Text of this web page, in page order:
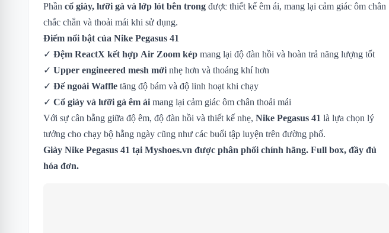
Phần cổ giày, lưỡi gà và lớp lót bên trong được thiết kế êm ái, mang lại cảm giác ôm chân
chắc chắn và thoải mái khi sử dụng.
Điểm nổi bật của Nike Pegasus 41
✓ Đệm ReactX kết hợp Air Zoom kép mang lại độ đàn hồi và hoàn trả năng lượng tốt
✓ Upper engineered mesh mới nhẹ hơn và thoáng khí hơn
✓ Đế ngoài Waffle tăng độ bám và độ linh hoạt khi chạy
✓ Cổ giày và lưỡi gà êm ái mang lại cảm giác ôm chân thoải mái
Với sự cân bằng giữa độ êm, độ đàn hồi và thiết kế nhẹ, Nike Pegasus 41 là lựa chọn lý
tưởng cho chạy bộ hằng ngày cũng như các buổi tập luyện trên đường phố.
Giày Nike Pegasus 41 tại Myshoes.vn được phân phối chính hãng. Full box, đầy đủ
hóa đơn.